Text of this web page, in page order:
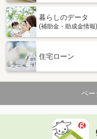
暮らしのデータ
(補助金・助成金情報)
住宅ローン
ペー